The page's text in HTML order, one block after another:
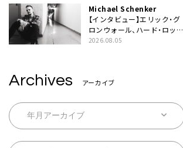
Michael Schenker
【インタビュー】エリック・グ
ロンウォール、ハード・ロック
の今を代表する魂のボーカリ
2026.08.05
Archives アーカイブ